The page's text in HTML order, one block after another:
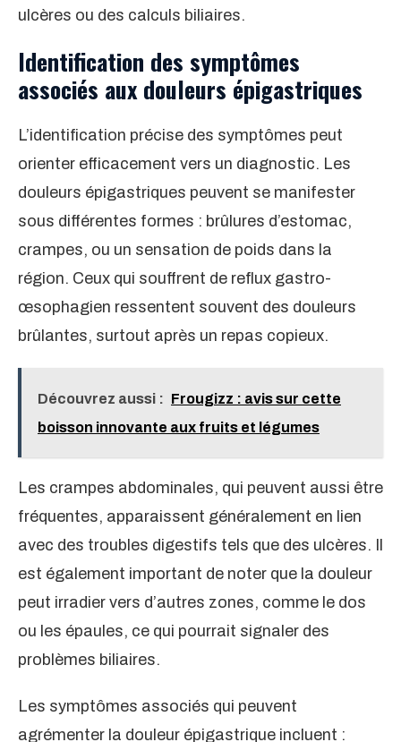
ulcères ou des calculs biliaires.
Identification des symptômes
associés aux douleurs épigastriques
L’identification précise des symptômes peut
orienter efficacement vers un diagnostic. Les
douleurs épigastriques peuvent se manifester
sous différentes formes : brûlures d’estomac,
crampes, ou un sensation de poids dans la
région. Ceux qui souffrent de reflux gastro-
œsophagien ressentent souvent des douleurs
brûlantes, surtout après un repas copieux.
Découvrez aussi : Frougizz : avis sur cette
boisson innovante aux fruits et légumes
Les crampes abdominales, qui peuvent aussi être
fréquentes, apparaissent généralement en lien
avec des troubles digestifs tels que des ulcères. Il
est également important de noter que la douleur
peut irradier vers d’autres zones, comme le dos
ou les épaules, ce qui pourrait signaler des
problèmes biliaires.
Les symptômes associés qui peuvent
agrémenter la douleur épigastrique incluent :